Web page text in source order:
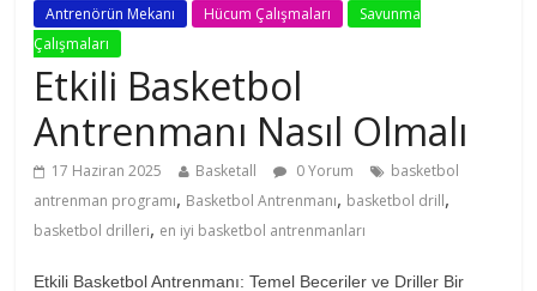
Antrenörün Mekanı Hücum Çalışmaları
Savunma
Çalışmaları
Etkili Basketbol
Antrenmanı Nasıl Olmalı
17 Haziran 2025 Basketall 0 Yorum
basketbol
antrenman programı, Basketbol Antrenmanı, basketbol drill,
basketbol drilleri, en iyi basketbol antrenmanları
Etkili Basketbol Antrenmanı: Temel Beceriler ve Driller Bir